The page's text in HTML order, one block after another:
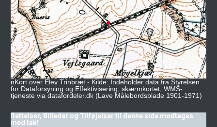
nKort over Elev Trinbræt - Kilde: Indeholder data fra Styrelsen
for Dataforsyning og Effektivisering, skærmkortet, WMS-
tjeneste via datafordeler.dk (Lave Målebordsblade 1901-1971)
Rettelser, Billeder og Tilføjelser til denne side modtages
med tak!